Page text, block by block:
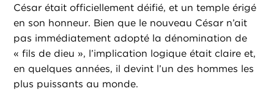
César était officiellement déifié, et un temple érigé
en son honneur. Bien que le nouveau César n’ait
pas immédiatement adopté la dénomination de
« fils de dieu », l’implication logique était claire et,
en quelques années, il devint l’un des hommes les
plus puissants au monde.